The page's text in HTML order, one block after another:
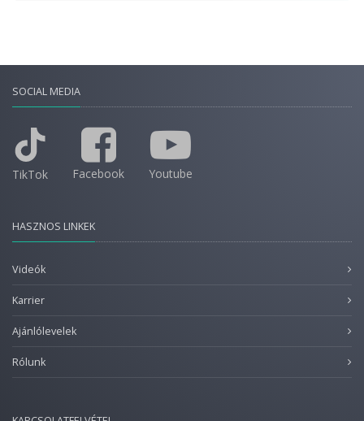
SOCIAL MEDIA
TikTok Facebook Youtube
HASZNOS LINKEK
Videók
Karrier
Ajánlólevelek
Rólunk